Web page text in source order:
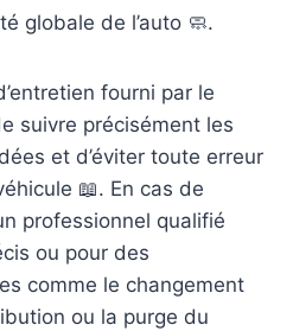
globale de l’auto 🧼.
fourni par le
suivre précisément les
et d’éviter toute erreur
📖. En cas de
professionnel qualifié
ou pour des
comme le changement
ou la purge du